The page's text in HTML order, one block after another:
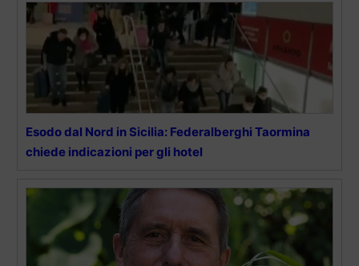
Esodo dal Nord in Sicilia: Federalberghi Taormina
chiede indicazioni per gli hotel